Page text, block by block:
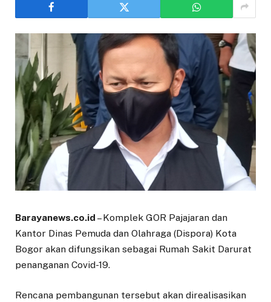
Barayanews.co.id – Komplek GOR Pajajaran dan
Kantor Dinas Pemuda dan Olahraga (Dispora) Kota
Bogor akan difungsikan sebagai Rumah Sakit Darurat
penanganan Covid-19.
Rencana pembangunan tersebut akan direalisasikan